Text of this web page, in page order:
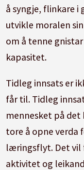
å syngje, flinkare i
utvikle moralen
om å tenne
kapasitet.
Tidleg innsats er
får til. Tidleg
mennesket på
tore å opne verda
læringsflyt. Det
aktivitet og